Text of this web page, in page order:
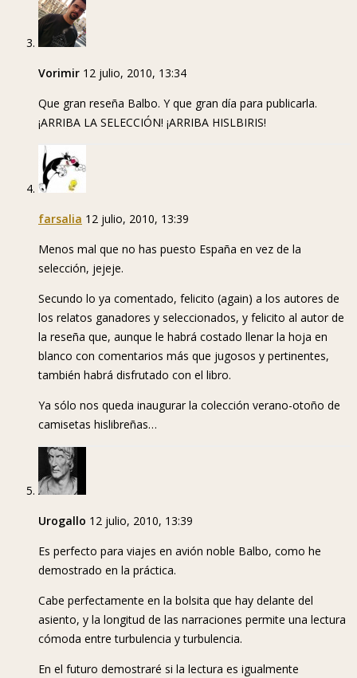
Vorimir 12 julio, 2010, 13:34
Que gran reseña Balbo. Y que gran día para publicarla.
¡ARRIBA LA SELECCIÓN! ¡ARRIBA HISLBIRIS!
farsalia 12 julio, 2010, 13:39
Menos mal que no has puesto España en vez de la
selección, jejeje.
Secundo lo ya comentado, felicito (again) a los autores de
los relatos ganadores y seleccionados, y felicito al autor de
la reseña que, aunque le habrá costado llenar la hoja en
blanco con comentarios más que jugosos y pertinentes,
también habrá disfrutado con el libro.
Ya sólo nos queda inaugurar la colección verano-otoño de
camisetas hislibreñas…
Urogallo 12 julio, 2010, 13:39
Es perfecto para viajes en avión noble Balbo, como he
demostrado en la práctica.
Cabe perfectamente en la bolsita que hay delante del
asiento, y la longitud de las narraciones permite una lectura
cómoda entre turbulencia y turbulencia.
En el futuro demostraré si la lectura es igualmente